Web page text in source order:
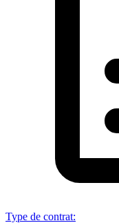
Type de contrat: